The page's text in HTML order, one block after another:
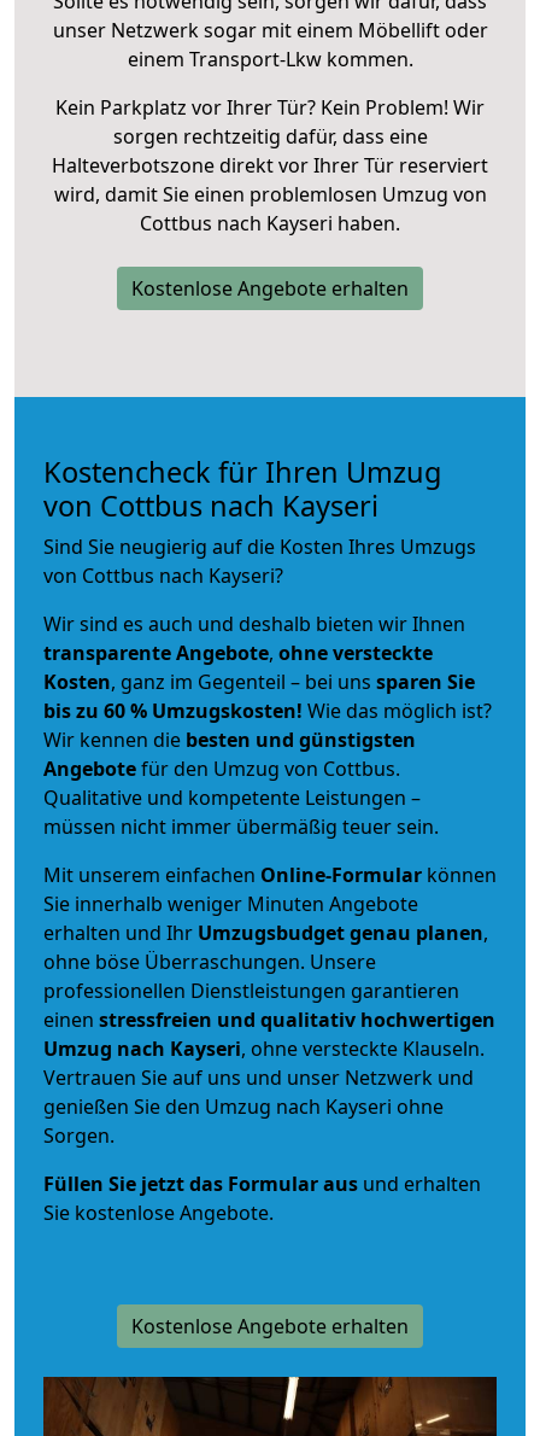
unser Netzwerk sogar mit einem Möbellift oder
einem Transport-Lkw kommen.
Kein Parkplatz vor Ihrer Tür? Kein Problem! Wir
sorgen rechtzeitig dafür, dass eine
Halteverbotszone direkt vor Ihrer Tür reserviert
wird, damit Sie einen problemlosen Umzug von
Cottbus nach Kayseri haben.
Kostenlose Angebote erhalten
Kostencheck für Ihren Umzug
von Cottbus nach Kayseri
Sind Sie neugierig auf die Kosten Ihres Umzugs
von Cottbus nach Kayseri?
Wir sind es auch und deshalb bieten wir Ihnen
transparente Angebote, ohne versteckte
Kosten, ganz im Gegenteil – bei uns sparen Sie
bis zu 60 % Umzugskosten! Wie das möglich ist?
Wir kennen die besten und günstigsten
Angebotefür den Umzug von Cottbus.
Qualitative und kompetente Leistungen –
müssen nicht immer übermäßig teuer sein.
Mit unserem einfachen Online-Formular können
Sie innerhalb weniger Minuten Angebote
erhalten und Ihr Umzugsbudgetgenau planen,
ohne böse Überraschungen. Unsere
professionellen Dienstleistungen garantieren
einen stressfreien und qualitativ hochwertigen
Umzug nach Kayseri, ohne versteckte Klauseln.
Vertrauen Sie auf uns und unser Netzwerk und
genießen Sie den Umzug nach Kayseri ohne
Sorgen.
Füllen Sie jetzt das Formular aus und erhalten
Sie kostenlose Angebote.
Kostenlose Angebote erhalten